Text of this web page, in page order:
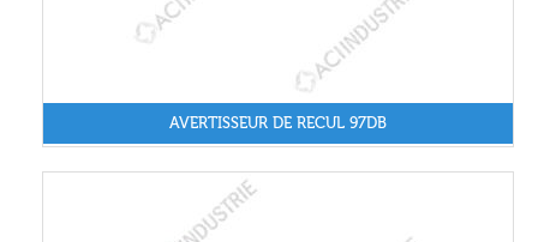
AVERTISSEUR DE RECUL 97DB